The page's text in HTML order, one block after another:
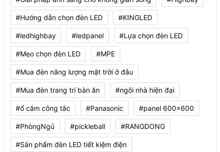
#Hướng dẫn chọn đèn LED #KINGLED
#ledhighbay #ledpanel #Lựa chọn đèn LED
#Mẹo chọn đèn LED #MPE
#Mua đèn năng lượng mặt trời ở đâu
#Mua đèn trang trí bàn ăn #ngôi nhà hiện đại
#ổ cắm công tắc #Panasonic #panel 600x600
#PhòngNgủ #pickleball #RANGDONG
#Sản phẩm đèn LED tiết kiệm điện